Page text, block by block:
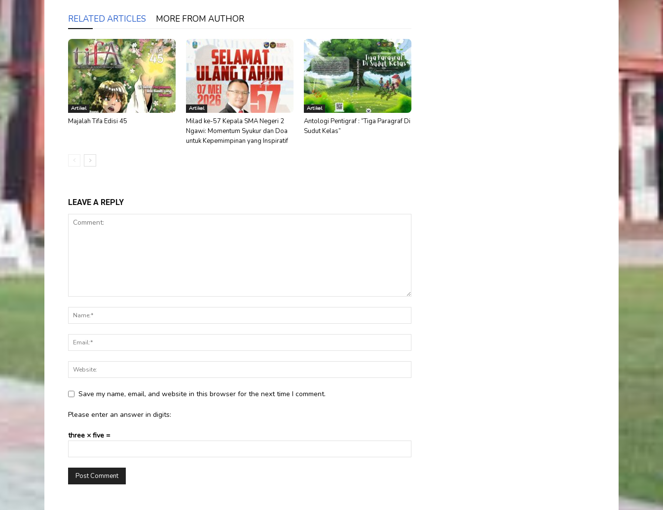
RELATED ARTICLES MORE FROM AUTHOR
Artikel
Majalah Tifa Edisi 45
Artikel
Milad ke-57 Kepala SMA Negeri 2
Ngawi: Momentum Syukur dan Doa
untuk Kepemimpinan yang Inspiratif
Artikel
Antologi Pentigraf : “Tiga Paragraf Di
Sudut Kelas”
LEAVE A REPLY
Save my name, email, and website in this browser for the next time I comment.
Please enter an answer in digits:
three × five =